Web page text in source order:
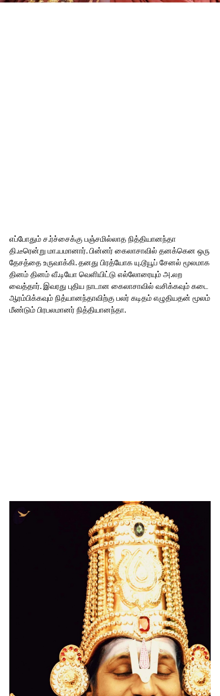
எப்போதும் ச.ர்ச்சைக்கு பஞ்சமில்லாத நித்தியானந்தா
தி.டீரென்று மா.யமானார். பின்னர் கைலாசாவில் தனக்கென ஒரு
தேசத்தை உருவாக்கி. தனது பிரத்யோக யு.டூயூப் சேனல் மூலமாக
தினம் தினம் வீ.டியோ வெளியிட்டு எல்லோரையும் அ.லற
வைத்தார். இவரது புதிய நாடான கைலாசாவில் வசிக்கவும் கடை
ஆரம்பிக்கவும் நித்யானந்தாவிற்கு பலர் கடிதம் எழுதியதன் மூலம்
மீண்டும் பிரபலமானர் நித்தியானந்தா.